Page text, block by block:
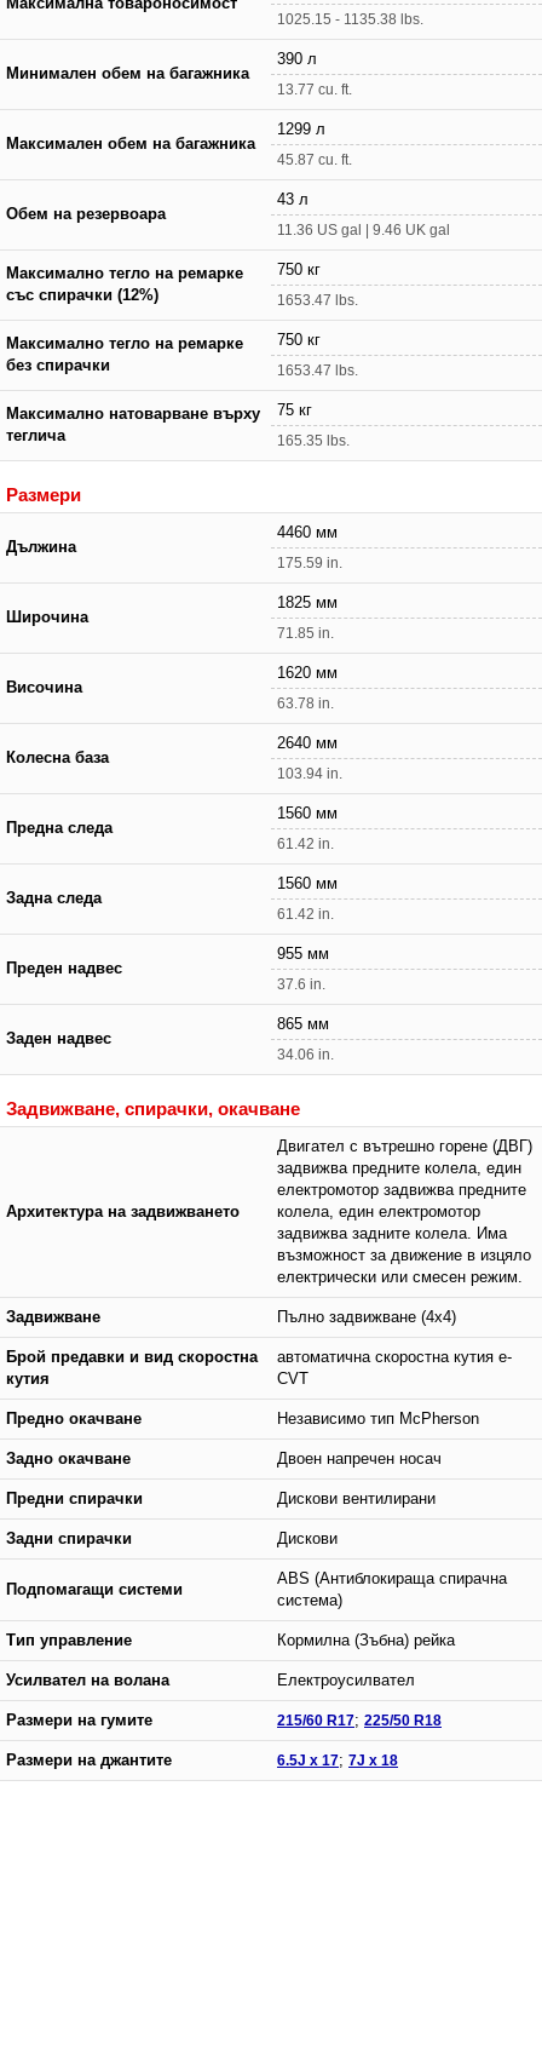
1025.15 - 1135.38 lbs.
Минимален обем на багажника
390 л
13.77 cu. ft.
Максимален обем на багажника
1299 л
45.87 cu. ft.
Обем на резервоара
43 л
11.36 US gal | 9.46 UK gal
Максимално тегло на ремарке
със спирачки (12%)
750 кг
1653.47 lbs.
Максимално тегло на ремарке
без спирачки
750 кг
1653.47 lbs.
Максимално натоварване върху
теглича
75 кг
165.35 lbs.
Размери
Дължина
4460 мм
175.59 in.
Широчина
1825 мм
71.85 in.
Височина
1620 мм
63.78 in.
Колесна база
2640 мм
103.94 in.
Предна следа
1560 мм
61.42 in.
Задна следа
1560 мм
61.42 in.
Преден надвес
955 мм
37.6 in.
Заден надвес
865 мм
34.06 in.
Задвижване, спирачки, окачване
Архитектура на задвижването
Двигател с вътрешно горене (ДВГ)
задвижва предните колела, един
електромотор задвижва предните
колела, един електромотор
задвижва задните колела. Има
възможност за движение в изцяло
електрически или смесен режим.
Задвижване Пълно задвижване (4x4)
Брой предавки и вид скоростна
кутия
автоматична скоростна кутия e-
CVT
Предно окачване Независимо тип McPherson
Задно окачване Двоен напречен носач
Предни спирачки Дискови вентилирани
Задни спирачки Дискови
Подпомагащи системи
ABS (Антиблокираща спирачна
система)
Тип управление Кормилна (Зъбна) рейка
Усилвател на волана Електроусилвател
Размери на гумите 215/60 R17; 225/50 R18
Размери на джантите 6.5J x 17; 7J x 18